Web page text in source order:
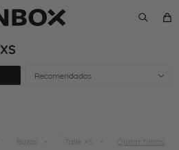
Recomendados
Buzos Talle XS Quitar filtros